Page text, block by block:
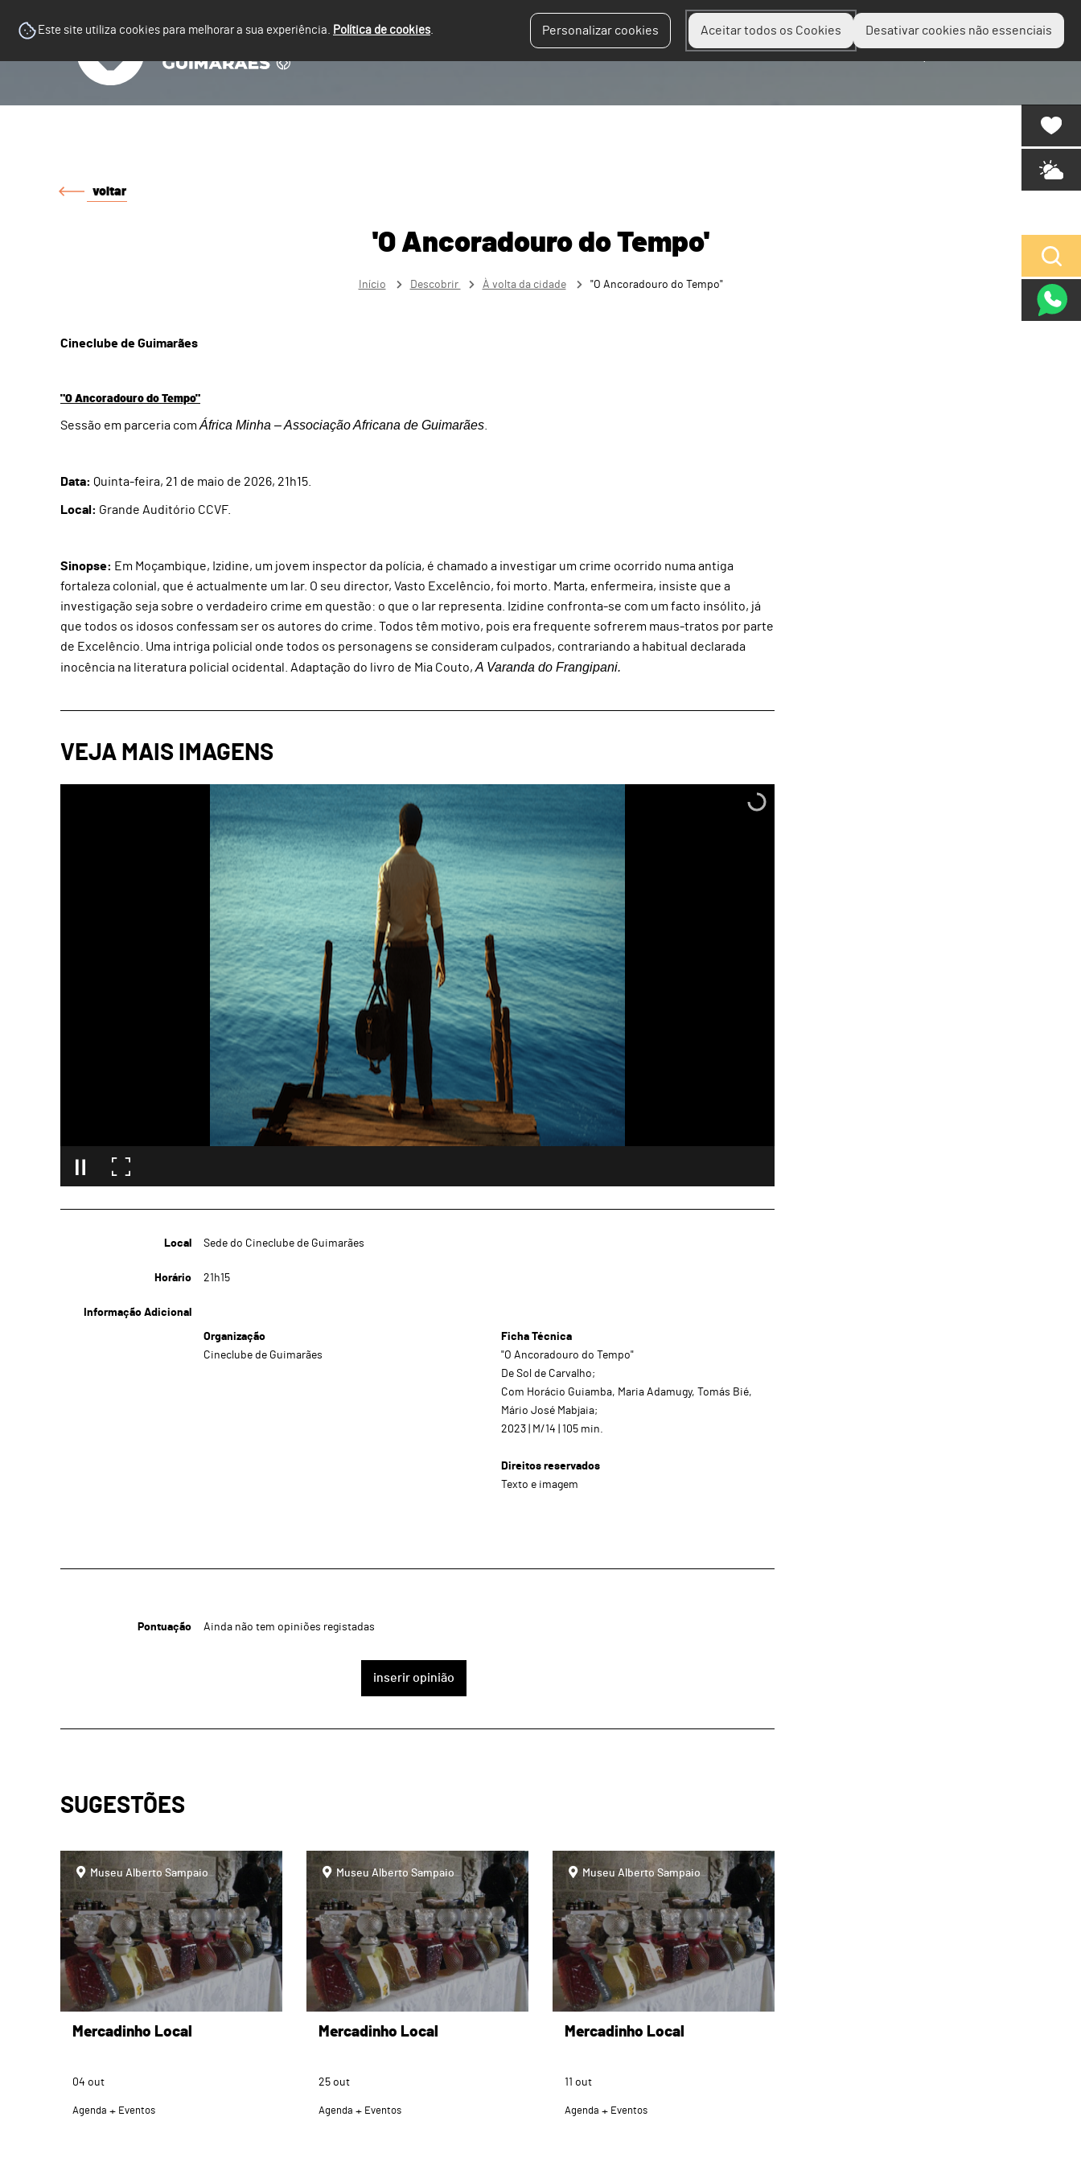
Este site utiliza cookies para melhorar a sua experiência. Política de cookies. Personalizar cookies Aceitar todos os Cookies Desativar cookies não essenciais
Planear Descobrir
voltar
'O Ancoradouro do Tempo'
Início Descobrir À volta da cidade "O Ancoradouro do Tempo"
Cineclube de Guimarães
"O Ancoradouro do Tempo"
Sessão em parceria com África Minha – Associação Africana de Guimarães
Data: Quinta-feira, 21 de maio de 2026, 21h15.
Local: Grande Auditório CCVF.
Sinopse: Em Moçambique, Izidine, um jovem inspector da polícia, é chamado a investigar um crime ocorrido numa antiga
fortaleza colonial, que é actualmente um lar. O seu director, Vasto Excelêncio, foi morto. Marta, enfermeira, insiste que a
investigação seja sobre o verdadeiro crime em questão: o que o lar representa. Izidine confronta-se com um facto insólito, já
que todos os idosos confessam ser os autores do crime. Todos têm motivo, pois era frequente sofrerem maus-tratos por parte
de Excelêncio. Uma intriga policial onde todos os personagens se consideram culpados, contrariando a habitual declarada
inocência na literatura policial ocidental. Adaptação do livro de Mia Couto, A Varanda do Frangipani.
Local Sede do Cineclube de Guimarães
Horário 21h15
Informação Adicional
Organização
Cineclube de Guimarães
Ficha Técnica
"O Ancoradouro do Tempo"
De Sol de Carvalho;
Com Horácio Guiamba, Maria Adamugy, Tomás Bié,
Mário José Mabjaia;
2023 | M/14 | 105 min.
Direitos reservados
Texto e imagem
Pontuação Ainda não tem opiniões registadas
inserir opinião
SUGESTÕES
pageMuseu Alberto Sampaio
Mercadinho Local
04 out
Agenda Eventos
pageMuseu Alberto Sampaio
Mercadinho Local
25 out
Agenda Eventos
pageMuseu Alberto Sampaio
Mercadinho Local
11 out
Agenda Eventos